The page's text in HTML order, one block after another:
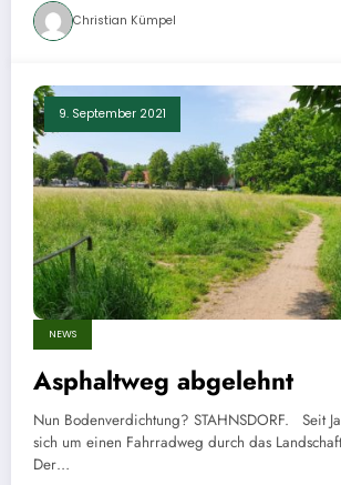
Christian Kümpel
9. September 2021
NEWS
Asphaltweg abgelehnt
Nun Bodenverdichtung? STAHNSDORF. Seit
sich um einen Fahrradweg durch das
Der…